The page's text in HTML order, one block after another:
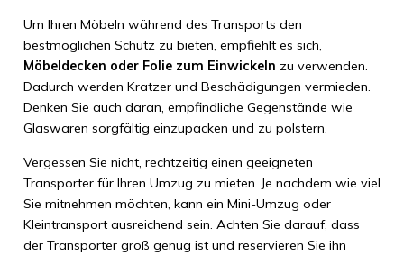
Um Ihren Möbeln während des Transports den
bestmöglichen Schutz zu bieten, empfiehlt es sich,
Möbeldecken oder Folie zum Einwickeln zu verwenden.
Dadurch werden Kratzer und Beschädigungen vermieden.
Denken Sie auch daran, empfindliche Gegenstände wie
Glaswaren sorgfältig einzupacken und zu polstern.
Vergessen Sie nicht, rechtzeitig einen geeigneten
Transporter für Ihren Umzug zu mieten. Je nachdem wie viel
Sie mitnehmen möchten, kann ein Mini-Umzug oder
Kleintransport ausreichend sein. Achten Sie darauf, dass
der Transporter groß genug ist und reservieren Sie ihn